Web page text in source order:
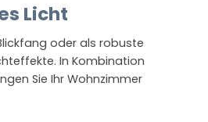
Licht
oder als robuste
In Kombination
Sie Ihr Wohnzimmer